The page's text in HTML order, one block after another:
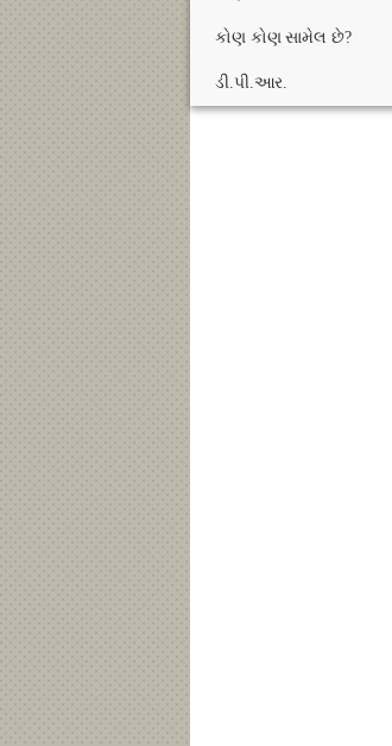
કોણ કોણ સામેલ છે?
ડી.પી.આર.